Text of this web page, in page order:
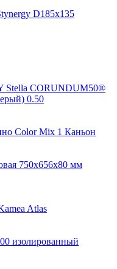
D185х135
Stella CORUNDUM50®
0.50
Color Mix 1 Каньон
750х656х80 мм
Atlas
изолированный